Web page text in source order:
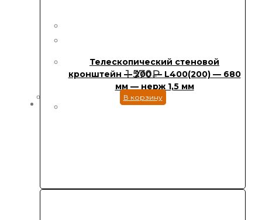
Телескопический стеновой
кронштейн — 200 — L400(200) — 680
мм — нерж 1,5 мм
1 570₽
В корзину